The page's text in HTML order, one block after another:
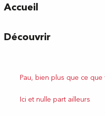
Accueil
Découvrir
Pau, bien plus que ce
Ici et nulle part ailleurs